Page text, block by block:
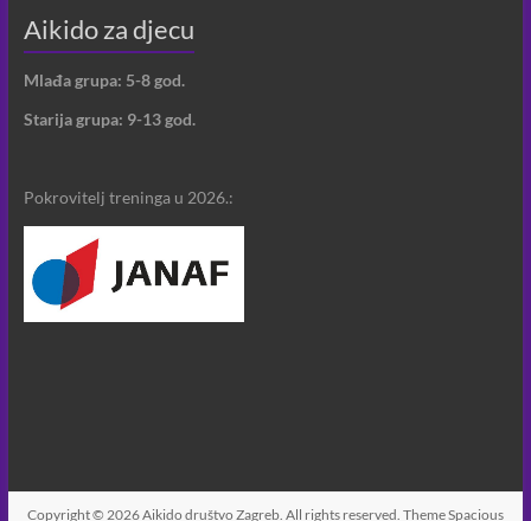
Aikido za djecu
Mlađa grupa: 5-8 god.
Starija grupa: 9-13 god.
Pokrovitelj treninga u 2026.:
Copyright © 2026Aikido društvo Zagreb. All rights reserved. ThemeSpacious